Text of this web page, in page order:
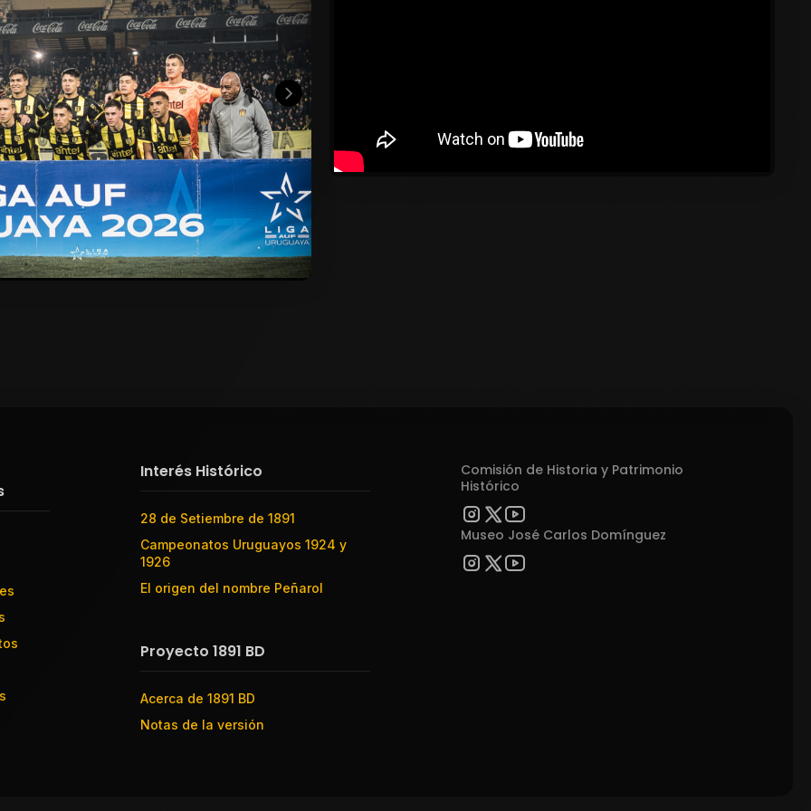
Interés Histórico
28 de Setiembre de 1891
Campeonatos Uruguayos 1924 y
1926
El origen del nombre Peñarol
Proyecto 1891 BD
Acerca de 1891 BD
Notas de la versión
Comisión de Historia y Patrimonio
Histórico
Museo José Carlos Domínguez